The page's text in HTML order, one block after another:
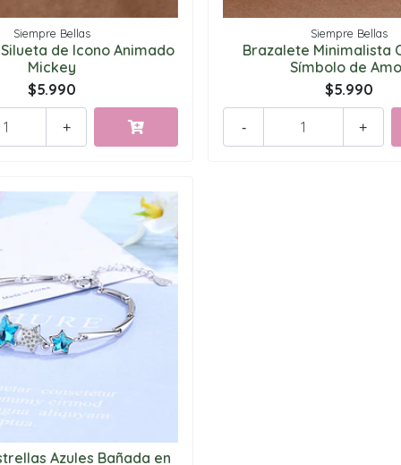
Siempre Bellas
de Icono Animado
Mickey
$5.990
+
Siempre Bellas
Brazalete Minimalista
Símbolo de
$5.990
+
-
Azules Bañada en